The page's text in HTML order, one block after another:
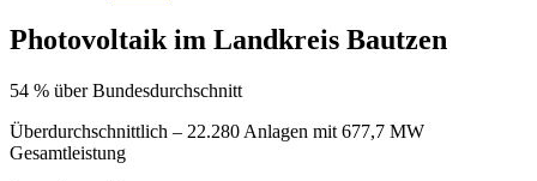
Photovoltaik im Landkreis Bautzen
54 % über Bundesdurchschnitt
Überdurchschnittlich – 22.280 Anlagen mit 677,7 MW
Gesamtleistung